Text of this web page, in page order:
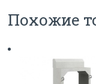
Похожие